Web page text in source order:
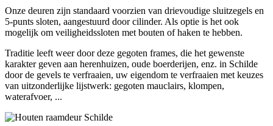
Onze deuren zijn standaard voorzien van drievoudige sluitzegels en
5-punts sloten, aangestuurd door cilinder. Als optie is het ook
mogelijk om veiligheidssloten met bouten of haken te hebben.
Traditie leeft weer door deze gegoten frames, die het gewenste
karakter geven aan herenhuizen, oude boerderijen, enz. in Schilde
door de gevels te verfraaien, uw eigendom te verfraaien met keuzes
van uitzonderlijke lijstwerk: gegoten mauclairs, klompen,
waterafvoer, ...